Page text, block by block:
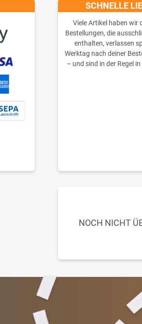
SCHNELLE
Viele Artikel haben wir
Bestellungen, die
enthalten, verlassen
Werktag nach deiner
– und sind in der Regel
NOCH NICHT